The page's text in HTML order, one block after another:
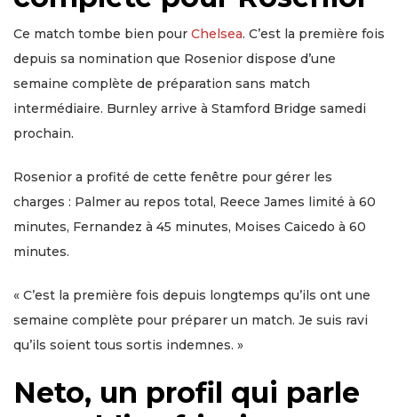
Ce match tombe bien pour Chelsea. C’est la première fois
depuis sa nomination que Rosenior dispose d’une
semaine complète de préparation sans match
intermédiaire. Burnley arrive à Stamford Bridge samedi
prochain.
Rosenior a profité de cette fenêtre pour gérer les
charges : Palmer au repos total, Reece James limité à 60
minutes, Fernandez à 45 minutes, Moises Caicedo à 60
minutes.
« C’est la première fois depuis longtemps qu’ils ont une
semaine complète pour préparer un match. Je suis ravi
qu’ils soient tous sortis indemnes. »
Neto, un profil qui parle